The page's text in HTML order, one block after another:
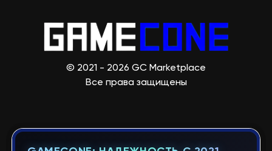
© 2021 - 2026 GC Marketplace
Все права защищены